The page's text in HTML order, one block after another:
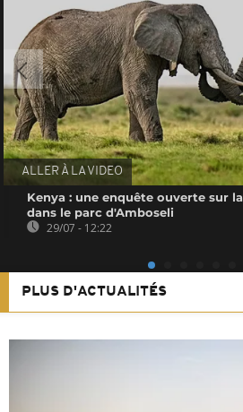
ALLER À LA VIDEO
Kenya : une enquête ouverte sur
dans le parc d'Amboseli
29/07 - 12:22
PLUS D'ACTUALITÉS